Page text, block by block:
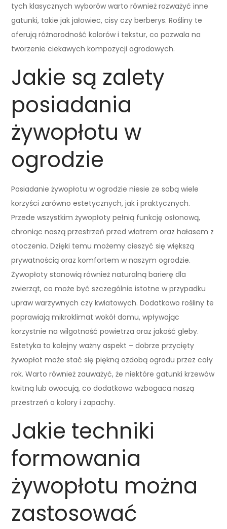
tych klasycznych wyborów warto również rozważyć inne
gatunki, takie jak jałowiec, cisy czy berberys. Rośliny te
oferują różnorodność kolorów i tekstur, co pozwala na
tworzenie ciekawych kompozycji ogrodowych.
Jakie są zalety
posiadania
żywopłotu w
ogrodzie
Posiadanie żywopłotu w ogrodzie niesie ze sobą wiele
korzyści zarówno estetycznych, jak i praktycznych.
Przede wszystkim żywopłoty pełnią funkcję osłonową,
chroniąc naszą przestrzeń przed wiatrem oraz hałasem z
otoczenia. Dzięki temu możemy cieszyć się większą
prywatnością oraz komfortem w naszym ogrodzie.
Żywopłoty stanowią również naturalną barierę dla
zwierząt, co może być szczególnie istotne w przypadku
upraw warzywnych czy kwiatowych. Dodatkowo rośliny te
poprawiają mikroklimat wokół domu, wpływając
korzystnie na wilgotność powietrza oraz jakość gleby.
Estetyka to kolejny ważny aspekt – dobrze przycięty
żywopłot może stać się piękną ozdobą ogrodu przez cały
rok. Warto również zauważyć, że niektóre gatunki krzewów
kwitną lub owocują, co dodatkowo wzbogaca naszą
przestrzeń o kolory i zapachy.
Jakie techniki
formowania
żywopłotu można
zastosować